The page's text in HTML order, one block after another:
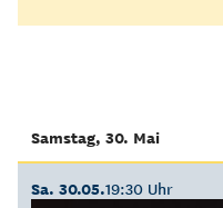
Samstag, 30. Mai
Sa. 30.05.19:30 Uhr